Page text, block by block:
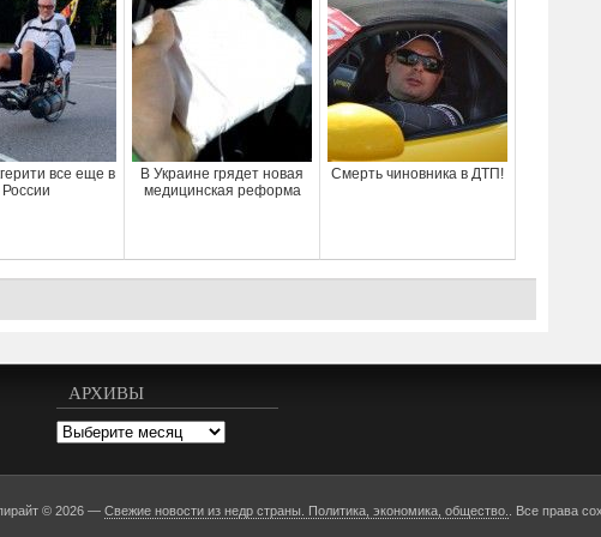
все еще в
России
В Украине грядет новая
медицинская реформа
Смерть чиновника в ДТП!
АРХИВЫ
Архивы
© 2026 — Свежие новости из недр страны. Политика, экономика, общество. . Все права